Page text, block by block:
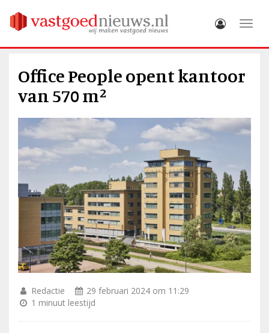
Office People opent kantoor
van 570 m²
Redactie
29 februari 2024 om 11:29
1 minuut leestijd